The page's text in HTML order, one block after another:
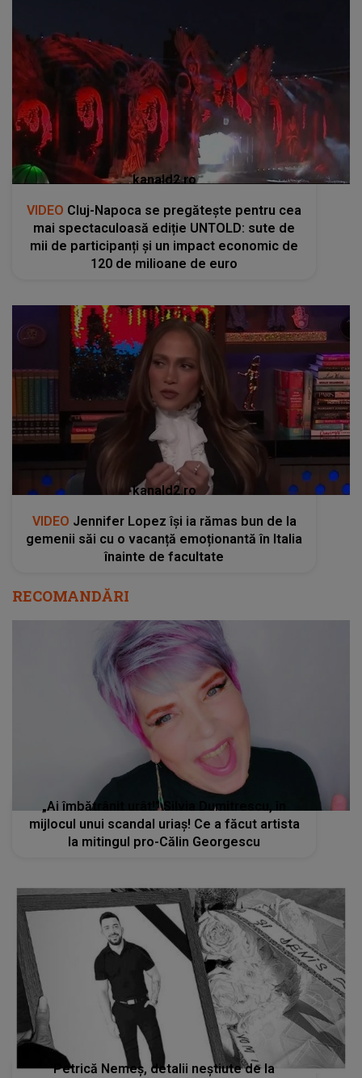
kanald2.ro
VIDEO Cluj-Napoca se pregătește pentru cea
mai spectaculoasă ediție UNTOLD: sute de
mii de participanți și un impact economic de
120 de milioane de euro
kanald2.ro
VIDEO Jennifer Lopez își ia rămas bun de la
gemenii săi cu o vacanță emoționantă în Italia
înainte de facultate
RECOMANDĂRI
„Ai îmbătrânit urât!” Silvia Dumitrescu, în
mijlocul unui scandal uriaș! Ce a făcut artista
la mitingul pro-Călin Georgescu
Petrică Nemeș, detalii neștiute de la